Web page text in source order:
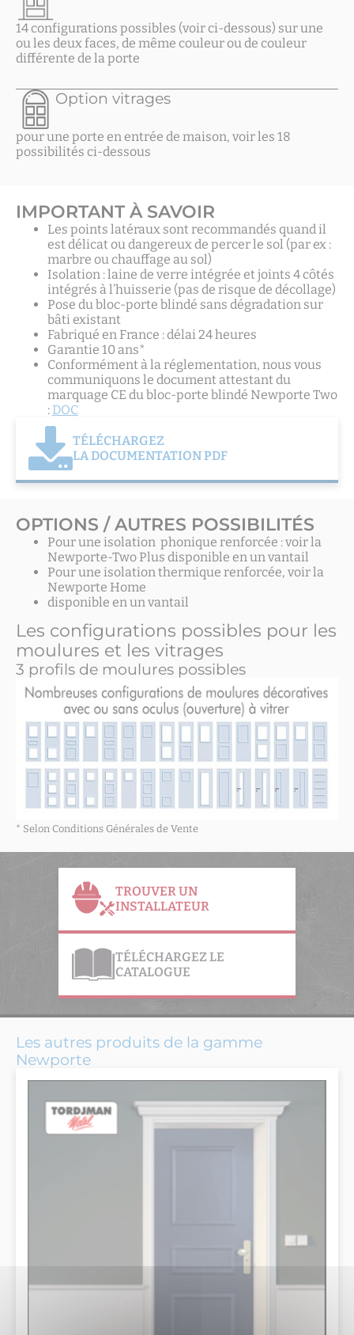
14 configurations possibles (voir ci-dessous) sur une
ou les deux faces, de même couleur ou de couleur
différente de la porte
Option vitrages
pour une porte en entrée de maison, voir les 18
possibilités ci-dessous
IMPORTANT À SAVOIR
Les points latéraux sont recommandés quand il
est délicat ou dangereux de percer le sol (par ex :
marbre ou chauffage au sol)
Isolation : laine de verre intégrée et joints 4 côtés
intégrés à l’huisserie (pas de risque de décollage)
Pose du bloc-porte blindé sans dégradation sur
bâti existant
Fabriqué en France : délai 24 heures
Garantie 10 ans*
Conformément à la réglementation, nous vous
communiquons le document attestant du
marquage CE du bloc-porte blindé Newporte Two
: DOC
TÉLÉCHARGEZ
LA DOCUMENTATION PDF
OPTIONS / AUTRES POSSIBILITÉS
Pour une isolation phonique renforcée : voir la
Newporte-Two Plus disponible en un vantail
Pour une isolation thermique renforcée, voir la
Newporte Home
disponible en un vantail
Les configurations possibles pour les
moulures et les vitrages
3 profils de moulures possibles
* Selon Conditions Générales de Vente
TROUVER UN
INSTALLATEUR
TÉLÉCHARGEZ LE
CATALOGUE
Les autres produits de la gamme
Newporte